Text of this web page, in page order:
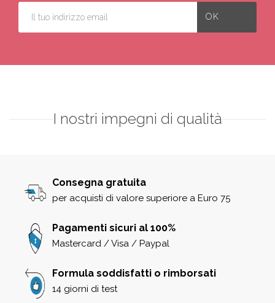
I nostri impegni di qualità
Consegna gratuita
per acquisti di valore superiore a Euro 75
Pagamenti sicuri al 100%
Mastercard / Visa / Paypal
Formula soddisfatti o rimborsati
14 giorni di test